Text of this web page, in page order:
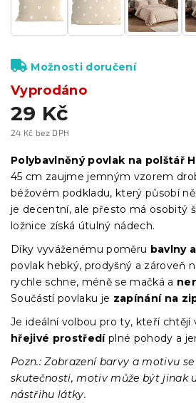
29 Kč
24 Kč bez DPH
cena:
Vyprodáno
Možnosti doručení
Polybavlněný povlak na polštář
45 cm zaujme jemným vzorem
béžovém podkladu, který působí
je decentní, ale přesto má osobitý
ložnice získá útulný nádech.
Díky vyváženému poměru bavlny
povlak hebký, prodyšný a zároveň
rychle schne, méně se mačká a
Součástí povlaku je zapínání na
Je ideální volbou pro ty, kteří chtějí
hřejivé prostředíplné pohody a
Pozn.: Zobrazení barvy a motivu
skutečnosti, motiv může být jinak
nástřihu látky.